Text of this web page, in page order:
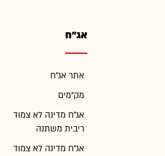
אג"ח
אתר אג"ח
מק"מים
אג"ח מדינה לא צמוד
ריבית משתנה
אג"ח מדינה לא צמוד